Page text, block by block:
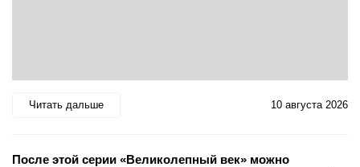
Читать дальше 10 августа 2026
После этой серии «Великолепный век» можно